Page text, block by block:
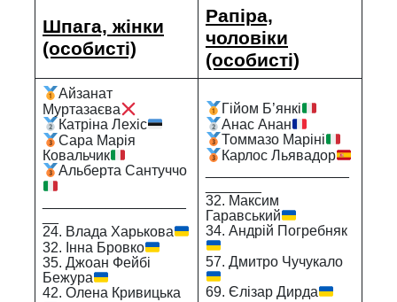
Шпага, жінки
(особисті)
Рапіра,
чоловіки
(особисті)
Айзанат
Муртазаєва
Катріна Лехіс
Сара Марія
Ковальчик
Альберта Сантуччо
24. Влада Харькова
32. Інна Бровко
35. Джоан Фейбі
Бежура
42. Олена Кривицька
Гійом Б’янкі
Анас Анан
Томмазо Маріні
Карлос Льявадор
32. Максим
Гаравський
34. Андрій Погребняк
57. Дмитро Чучукало
69. Єлізар Дирда